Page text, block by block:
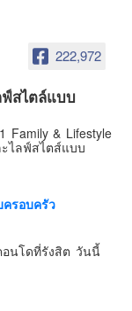
222,972
ฟ์สไตล์แบบ
Family & Lifestyle
ะไลฟ์สไตส์แบบ
รอบครัว
อนโดที่รังสิต วันนี้